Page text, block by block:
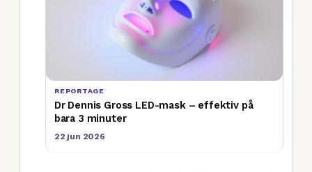
REPORTAGE
Dr Dennis Gross LED-mask – effektiv på
bara 3 minuter
22 jun 2026